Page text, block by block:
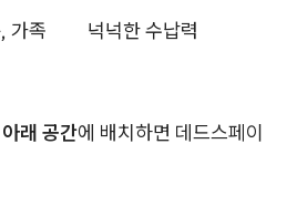
가족 넉넉한 수납력
래 공간에 배치하면 데드스페이